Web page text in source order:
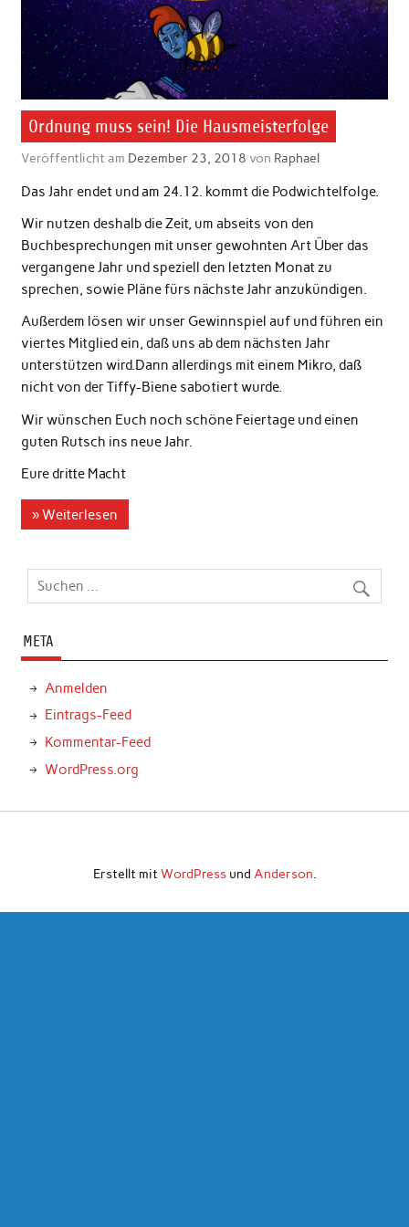
Ordnung muss sein! Die Hausmeisterfolge
Veröffentlicht am Dezember 23, 2018 von Raphael
Das Jahr endet und am 24.12. kommt die Podwichtelfolge.
Wir nutzen deshalb die Zeit, um abseits von den
Buchbesprechungen mit unser gewohnten Art Über das
vergangene Jahr und speziell den letzten Monat zu
sprechen, sowie Pläne fürs nächste Jahr anzukündigen.
Außerdem lösen wir unser Gewinnspiel auf und führen ein
viertes Mitglied ein, daß uns ab dem nächsten Jahr
unterstützen wird.Dann allerdings mit einem Mikro, daß
nicht von der Tiffy-Biene sabotiert wurde.
Wir wünschen Euch noch schöne Feiertage und einen
guten Rutsch ins neue Jahr.
Eure dritte Macht
» Weiterlesen
META
Anmelden
Eintrags-Feed
Kommentar-Feed
WordPress.org
Erstellt mit WordPressund Anderson.